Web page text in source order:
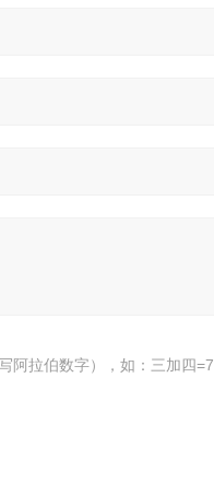
阿拉伯数字），如：三加四=7